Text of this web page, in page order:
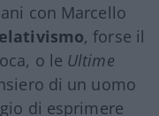
con Marcello
, forse il
o le Ultime
di un uomo
di esprimere